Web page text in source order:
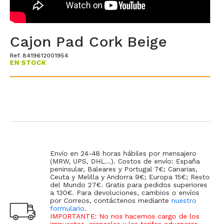
Cajon Pad Cork Beige
Ref. 8419612001954
EN STOCK
Envío en 24-48 horas hábiles por mensajero
(MRW, UPS, DHL...). Costos de envío: España
peninsular, Baleares y Portugal 7€; Canarias,
Ceuta y Melilla y Andorra 9€; Europa 15€; Resto
del Mundo 27€. Gratis para pedidos superiores
a 130€. Para devoluciones, cambios o envíos
por Correos, contáctenos mediante nuestro
formulario.
IMPORTANTE: No nos hacemos cargo de los